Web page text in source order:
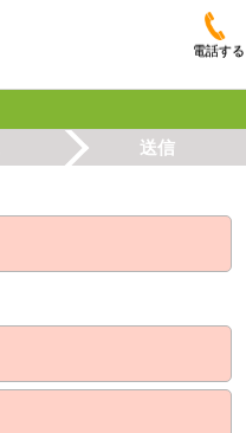
電話する
送信